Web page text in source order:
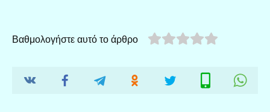
Βαθμολογήστε αυτό το άρθρο